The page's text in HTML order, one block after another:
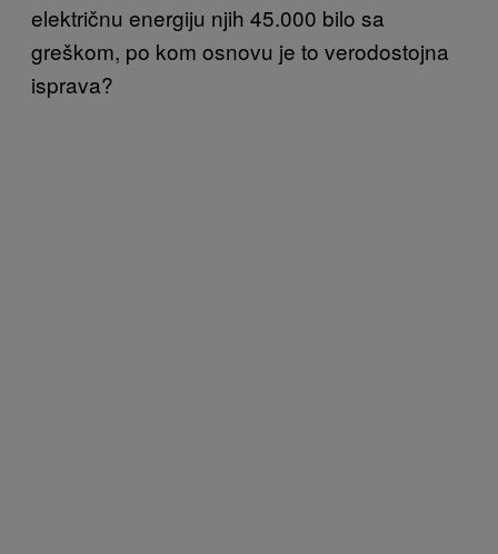
električnu energiju njih 45.000 bilo sa
greškom, po kom osnovu je to verodostojna
isprava?